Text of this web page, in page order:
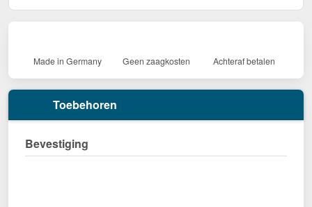
Made in Germany Geen zaagkosten Achteraf betalen
Toebehoren
Bevestiging